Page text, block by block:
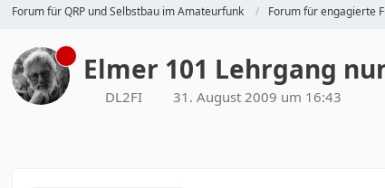
Forum für QRP und Selbstbau im Amateurfunk Forum für engagierte
Elmer 101 Lehrgang
DL2FI 31. August 2009 um 16:43